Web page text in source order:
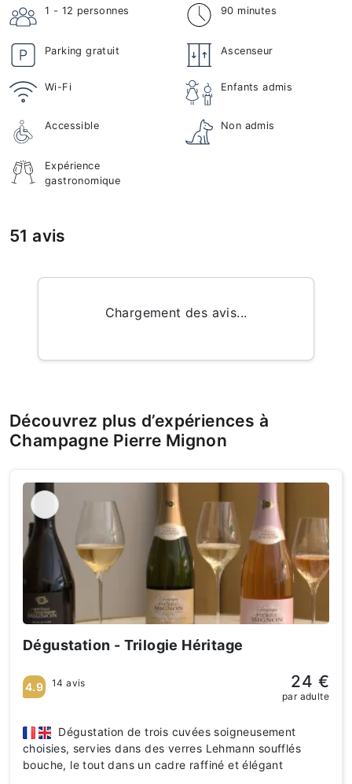
1 - 12 personnes 90 minutes
Parking gratuit Ascenseur
Wi-Fi Enfants admis
Accessible Non admis
Expérience
gastronomique
51 avis
Chargement des avis...
Découvrez plus d’expériences à
Champagne Pierre Mignon
Dégustation - Trilogie Héritage
Dégustation de trois cuvées soigneusement
choisies, servies dans des verres Lehmann soufflés
bouche, le tout dans un cadre raffiné et élégant
4.9 14 avis 24 €
par adulte